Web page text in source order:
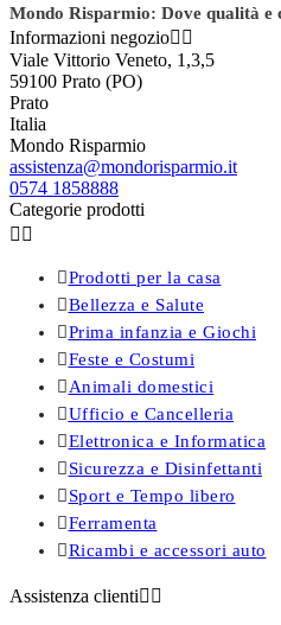
Mondo Risparmio: Dove qualità e
Informazioni negozio 
Viale Vittorio Veneto, 1,3,5
59100 Prato (PO)
Prato
Italia
Mondo Risparmio
assistenza@mondorisparmio.it
0574 1858888
Categorie prodotti
 
Prodotti per la casa
Bellezza e Salute
Prima infanzia e Giochi
Feste e Costumi
 Animali domestici
Ufficio e Cancelleria
Elettronica e Informatica
 Sicurezza e Disinfettanti
 Sport e Tempo libero
Ferramenta
Ricambi e accessori auto
Assistenza clienti 